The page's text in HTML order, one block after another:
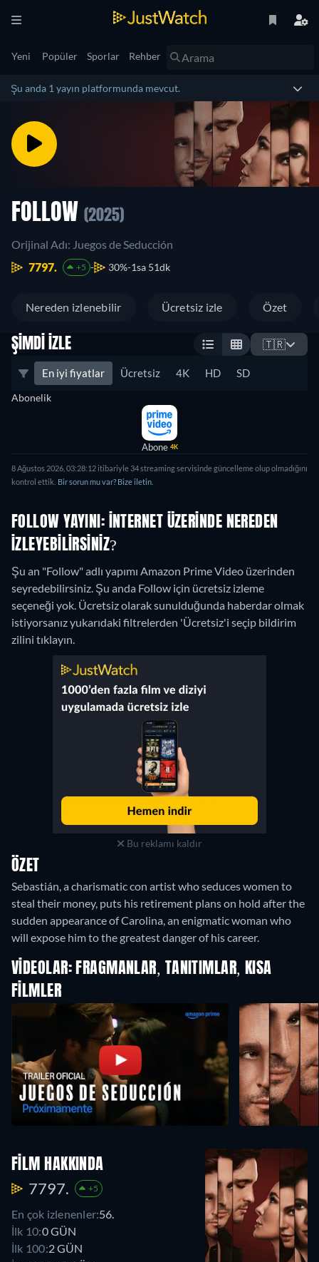
Yeni Popüler Sporlar Rehber
Şu anda 1 yayın platformunda mevcut.
FOLLOW (2025)
Orijinal Adı: Juegos de Seducción
7797.
+5 30% 1sa 51dk
Nereden izlenebilir Ücretsiz izle Özet
ŞIMDI İZLE 🇹🇷
En iyi fiyatlar Ücretsiz 4K HD SD
Abonelik
Abone 4K
8 Ağustos 2026, 03:28:12 itibariyle 34 streaming servisinde güncelleme olup olmadığını
kontrol ettik. Bir sorun mu var? Bize iletin.
FOLLOW YAYINI: İNTERNET ÜZERINDE NEREDEN
IZLEYEBILIRSINIZ?
Şu an "Follow" adlı yapımı Amazon Prime Video üzerinden
seyredebilirsiniz. Şu anda Follow için ücretsiz izleme
seçeneği yok. Ücretsiz olarak sunulduğunda haberdar olmak
istiyorsanız yukarıdaki filtrelerden 'Ücretsiz'i seçip bildirim
zilini tıklayın.
Bu reklamı kaldır
ÖZET
Sebastián, a charismatic con artist who seduces women to
steal their money, puts his retirement plans on hold after the
sudden appearance of Carolina, an enigmatic woman who
will expose him to the greatest danger of his career.
VIDEOLAR: FRAGMANLAR, TANITIMLAR, KISA
FILMLER
FILM HAKKINDA
7797. +5
En çok izlenenler:56.
İlk 10:0 GÜN
İlk 100:2 GÜN